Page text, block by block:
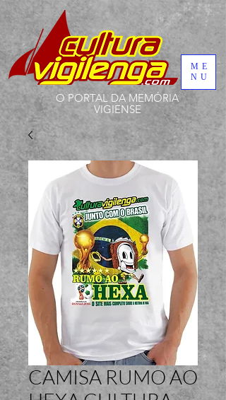
ME
NU
O PORTAL DA MEMÓRIA
VIGIENSE
CAMISA RUMO AO